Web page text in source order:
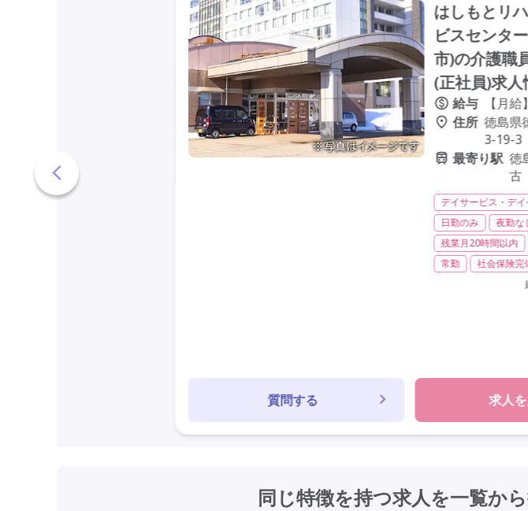
はしもとリ
ビスセンタ
市)の介護職
(正社員)求人
給与
【月
住所 徳島県
3-19-3
最寄り駅 徳
古
デイサービス・デ
日勤のみ
夜勤な
残業月20時間以内
常勤
社会保険完
質問する 求人
同じ特徴を持つ求人を一覧か